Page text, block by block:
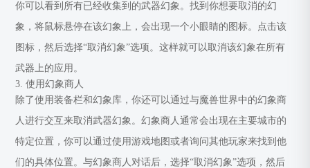
你可以看到所有已经收集到的武器幻象。找到你想要取消的幻
象，将鼠标悬停在该幻象上，会出现一个小眼睛的图标。点击该
图标，然后选择“取消幻象”选项。这样就可以取消该幻象在所有
武器上的应用。
3. 使用幻象商人
除了使用装备栏和幻象库，你还可以通过与魔兽世界中的幻象商
人进行交互来取消武器幻象。幻象商人通常会出现在主要城市的
特定位置，你可以通过使用游戏地图或者询问其他玩家来找到他
们的具体位置。与幻象商人对话后，选择“取消幻象”选项，然后